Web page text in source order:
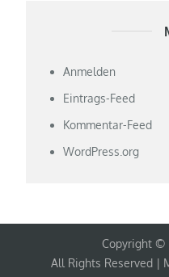
Anmelden
Eintrags-Feed
Kommentar-Feed
WordPress.org
Copyright ©
All Rights Reserved |